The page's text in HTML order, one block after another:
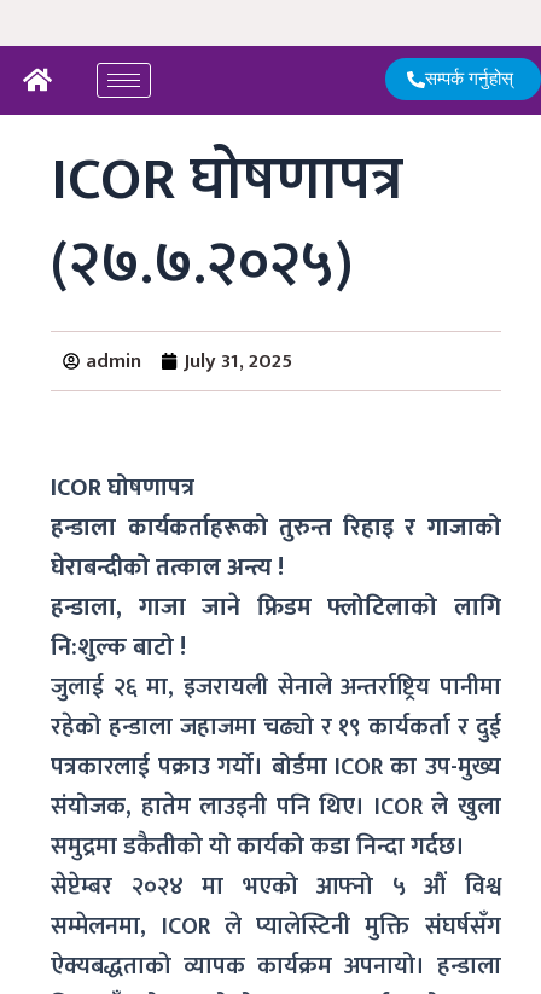
to
content
सम्पर्क गर्नुहोस्
ICOR घोषणापत्र
(२७.७.२०२५)
admin July 31, 2025
ICORघोषणापत्र
हन्डाला कार्यकर्ताहरूको तुरुन्त रिहाइ र गाजाको
घेराबन्दीको तत्काल अन्त्य !
हन्डाला, गाजा जाने फ्रिडम फ्लोटिलाको लागि
नि:शुल्क बाटो !
जुलाई २६ मा, इजरायली सेनाले अन्तर्राष्ट्रिय पानीमा
रहेको हन्डाला जहाजमा चढ्यो र १९ कार्यकर्ता र दुई
पत्रकारलाई पक्राउ गर्यो। बोर्डमा ICOR का उप-मुख्य
संयोजक, हातेम लाउइनी पनि थिए। ICOR ले खुला
समुद्रमा डकैतीको यो कार्यको कडा निन्दा गर्दछ।
सेप्टेम्बर २०२४ मा भएको आफ्नो ५ औं विश्व
सम्मेलनमा, ICOR ले प्यालेस्टिनी मुक्ति संघर्षसँग
ऐक्यबद्धताको व्यापक कार्यक्रम अपनायो। हन्डाला